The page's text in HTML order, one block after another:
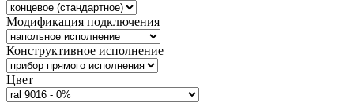
Модификация подключения
Конструктивное исполнение
Цвет